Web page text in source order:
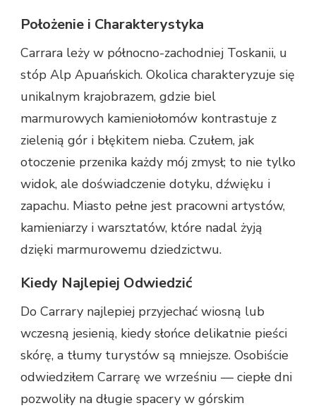
Położenie i Charakterystyka
Carrara leży w północno-zachodniej Toskanii, u
stóp Alp Apuańskich. Okolica charakteryzuje się
unikalnym krajobrazem, gdzie biel
marmurowych kamieniołomów kontrastuje z
zielenią gór i błękitem nieba. Czułem, jak
otoczenie przenika każdy mój zmysł; to nie tylko
widok, ale doświadczenie dotyku, dźwięku i
zapachu. Miasto pełne jest pracowni artystów,
kamieniarzy i warsztatów, które nadal żyją
dzięki marmurowemu dziedzictwu.
Kiedy Najlepiej Odwiedzić
Do Carrary najlepiej przyjechać wiosną lub
wczesną jesienią, kiedy słońce delikatnie pieści
skórę, a tłumy turystów są mniejsze. Osobiście
odwiedziłem Carrarę we wrześniu — ciepłe dni
pozwoliły na długie spacery w górskim